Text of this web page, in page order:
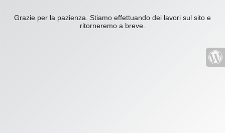
Grazie per la pazienza. Stiamo effettuando dei lavori sul sito e
ritorneremo a breve.